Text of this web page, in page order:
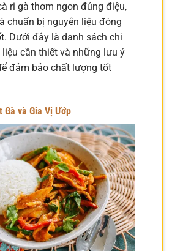
ri gà thơm ngon đúng điệu,
chuẩn bị nguyên liệu đóng
Dưới đây là danh sách chi
cần thiết và những lưu ý
đảm bảo chất lượng tốt
Gà và Gia Vị Ướp